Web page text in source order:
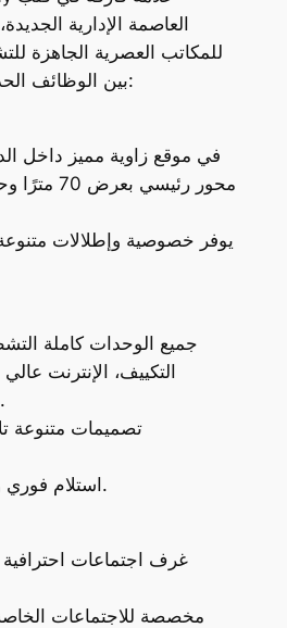
العاصمة الإدارية
للمكاتب العصرية الجاهزة
بين الوظائف الحديثة والمزايا الفاخرة:
في موقع زاوية مميز داخل
محور
يوفر خصوصية وإطلالات
جميع الوحدات كاملة
التكييف، الإنترنت
الكهربية والميكانيكية.
تصميمات متنوعة
استلام فوري وتشغيل من أول يوم.
غرف اجتماعات